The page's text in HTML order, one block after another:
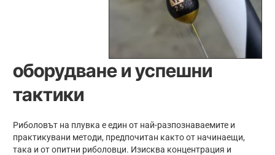
оборудване и успешни
тактики
Риболовът на плувка е един от най-разпознаваемите и
практикувани методи, предпочитан както от начинаещи,
така и от опитни риболовци. Изисква концентрация и